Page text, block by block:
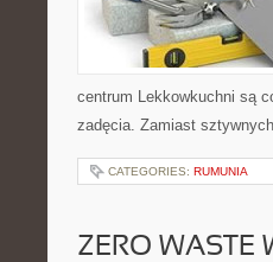
centrum Lekkowkuchni są
zadęcia. Zamiast
CATEGORIES: RUMUNIA
ZERO WASTE